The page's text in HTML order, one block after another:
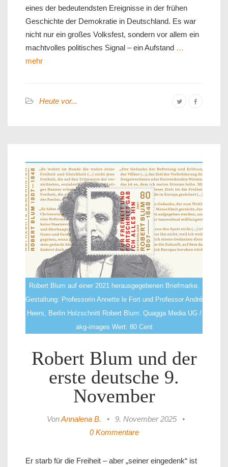
eines der bedeutendsten Ereignisse in der frühen
Geschichte der Demokratie in Deutschland. Es war
nicht nur ein großes Volksfest, sondern vor allem ein
machtvolles politisches Signal – ein Aufstand …
mehr
Heute vor...
Robert Blum auf einer 2021 herausgegebenen Briefmarke.
Gestaltung: Professorin Annette le Fort und Professor André
Heers, Berlin Holzschnitt Robert Blum: Quagga Media UG /
akg-images Wert: 80 Cent
Robert Blum und der
erste deutsche 9.
November
VonAnnalena B. • 9. November 2025
•
0 Kommentare
Er starb für die Freiheit – aber „seiner eingedenk“ ist